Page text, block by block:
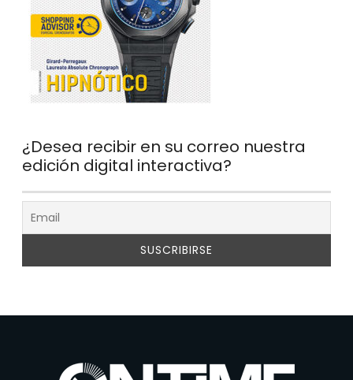
¿Desea recibir en su correo nuestra
edición digital interactiva?